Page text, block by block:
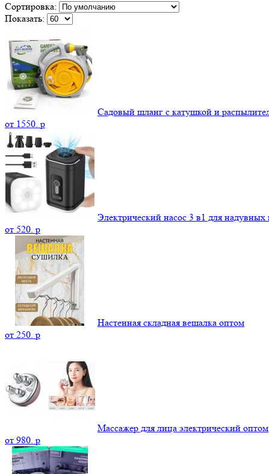
Сортировка:
Показать:
Садовый шланг с катушкой и
от 1550. p
Электрический насос 3 в1 для
от 520. p
Настенная складная вешалка оптом
от 250. p
Массажер для лица электрический оптом
от 980. p